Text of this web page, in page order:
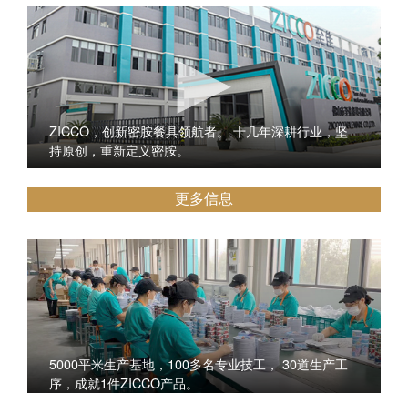
ZICCO，创新密胺餐具领航者。 十几年深耕行业，坚
持原创，重新定义密胺。
更多信息
5000平米生产基地，100多名专业技工， 30道生产工
序，成就1件ZICCO产品。